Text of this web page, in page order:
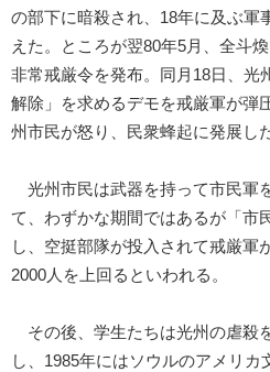
の部下に暗殺され、18年に及ぶ軍
えた。ところが翌80年5月、全斗
非常戒厳令を発布。同月18日、光
解除」を求めるデモを戒厳軍が弾
州市民が怒り、民衆蜂起に発展し
光州市民は武器を持って市民軍
て、わずかな期間ではあるが「市
し、空挺部隊が投入されて戒厳軍
2000人を上回るといわれる。
その後、学生たちは光州の虐殺
し、1985年にはソウルのアメリカ